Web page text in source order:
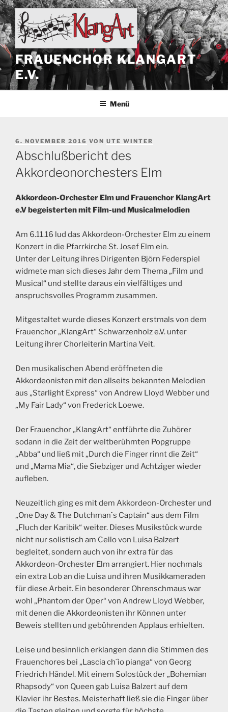
Zum
Inhalt
springen
FRAUENCHOR KLANGART
E.V.
Menü
VERÖFFENTLICHT
AM
6. NOVEMBER 2016 VON UTE WINTER
Abschlußbericht des
Akkordeonorchesters Elm
Akkordeon-Orchester Elm und Frauenchor KlangArt
e.V begeisterten mit Film-und Musicalmelodien
Am 6.11.16 lud das Akkordeon-Orchester Elm zu einem
Konzert in die Pfarrkirche St. Josef Elm ein.
Unter der Leitung ihres Dirigenten Björn Federspiel
widmete man sich dieses Jahr dem Thema „Film und
Musical“ und stellte daraus ein vielfältiges und
anspruchsvolles Programm zusammen.
Mitgestaltet wurde dieses Konzert erstmals von dem
Frauenchor „KlangArt“ Schwarzenholz e.V. unter
Leitung ihrer Chorleiterin Martina Veit.
Den musikalischen Abend eröffneten die
Akkordeonisten mit den allseits bekannten Melodien
aus „Starlight Express“ von Andrew Lloyd Webber und
„My Fair Lady“ von Frederick Loewe.
Der Frauenchor „KlangArt“ entführte die Zuhörer
sodann in die Zeit der weltberühmten Popgruppe
„Abba“ und ließ mit „Durch die Finger rinnt die Zeit“
und „Mama Mia“, die Siebziger und Achtziger wieder
aufleben.
Neuzeitlich ging es mit dem Akkordeon-Orchester und
„One Day & The Dutchman`s Captain“ aus dem Film
„Fluch der Karibik“ weiter. Dieses Musikstück wurde
nicht nur solistisch am Cello von Luisa Balzert
begleitet, sondern auch von ihr extra für das
Akkordeon-Orchester Elm arrangiert. Hier nochmals
ein extra Lob an die Luisa und ihren Musikkameraden
für diese Arbeit. Ein besonderer Ohrenschmaus war
wohl „Phantom der Oper“ von Andrew Lloyd Webber,
mit denen die Akkordeonisten ihr Können unter
Beweis stellten und gebührenden Applaus erhielten.
Leise und besinnlich erklangen dann die Stimmen des
Frauenchores bei „Lascia ch´io pianga“ von Georg
Friedrich Händel. Mit einem Solostück der „Bohemian
Rhapsody“ von Queen gab Luisa Balzert auf dem
Klavier ihr Bestes. Meisterhaft ließ sie die Finger über